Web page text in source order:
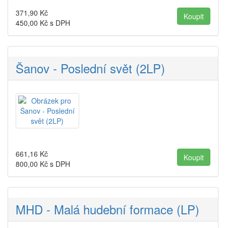
371,90 Kč
450,00 Kč s DPH
Šanov - Poslední svět (2LP)
661,16 Kč
800,00 Kč s DPH
MHD - Malá hudební formace (LP)